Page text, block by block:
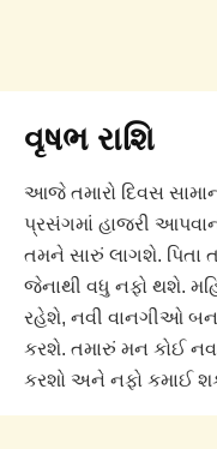
વૃષભ રાશિ
આજે તમારો દિવસ
પ્રસંગમાં હાજરી
તમને સારું લાગશે. પિતા
જેનાથી વધુ નફો થશે.
રહેશે, નવી વાનગીઓ
કરશે. તમારું મન કોઈ
કરશો અને નફો કમાઈ